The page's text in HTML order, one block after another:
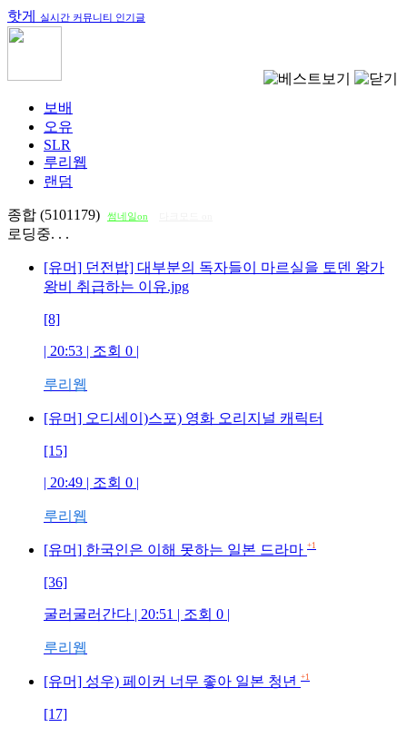
핫게 실시간 커뮤니티 인기글
보배
오유
SLR
루리웹
랜덤
종합 (5101179) 썸네일on
로딩중. . .
[유머] 던전밥] 대부분의 독자들이 마르실을 토덴 왕가
왕비 취급하는 이유.jpg
[8]
| 20:53 | 조회 0 |
루리웹
[유머] 오디세이)스포) 영화 오리지널 캐릭터
[15]
| 20:49 | 조회 0 |
루리웹
[유머] 한국인은 이해 못하는 일본 드라마 +1
[36]
굴러굴러간다 | 20:51 | 조회 0 |
루리웹
[유머] 성우) 페이커 너무 좋아 일본 청년 +1
[17]